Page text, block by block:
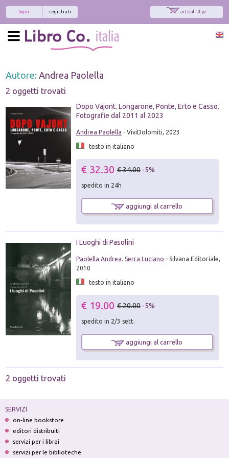
articoli: 0 pz.
registrati
login
Autore: Andrea Paolella
2 oggetti trovati
Dopo Vajont. Longarone, Ponte, Erto e Casso.
Fotografie dal 2011 al 2023
Andrea Paolella - ViviDolomiti, 2023
testo in italiano
€ 32.30 € 34.00 -5%
spedito in 24h
aggiungi al carrello
I Luoghi di Pasolini
Paolella Andrea. Serra Luciano - Silvana Editoriale,
2010
testo in italiano
€ 19.00 € 20.00 -5%
spedito in 2/3 sett.
aggiungi al carrello
2 oggetti trovati
SERVIZI
on-line bookstore
editori distribuiti
servizi per i librai
servizi per le biblioteche